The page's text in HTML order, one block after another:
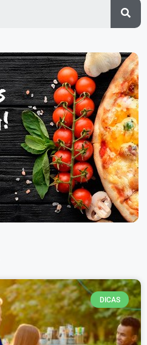
DICAS